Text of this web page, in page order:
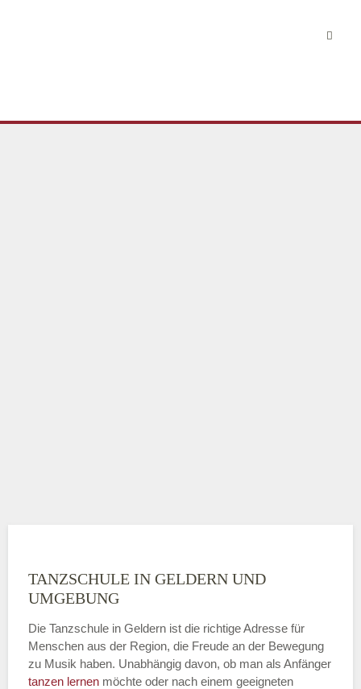
TANZSCHULE IN GELDERN UND
UMGEBUNG
Die Tanzschule in Geldern ist die richtige Adresse für
Menschen aus der Region, die Freude an der Bewegung
zu Musik haben. Unabhängig davon, ob man als Anfänger
tanzen lernen möchte oder nach einem geeigneten